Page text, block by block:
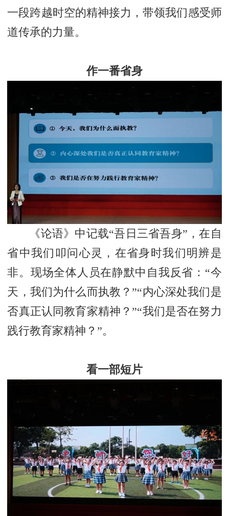
一段跨越时空的精神接力，带领我们感受师
道传承的力量。
作一番省身
《论语》中记载“吾日三省吾身”，在自
省中我们叩问心灵，在省身时我们明辨是
非。现场全体人员在静默中自我反省：“今
天，我们为什么而执教？”“内心深处我们是
否真正认同教育家精神？”“我们是否在努力
践行教育家精神？”。
看一部短片